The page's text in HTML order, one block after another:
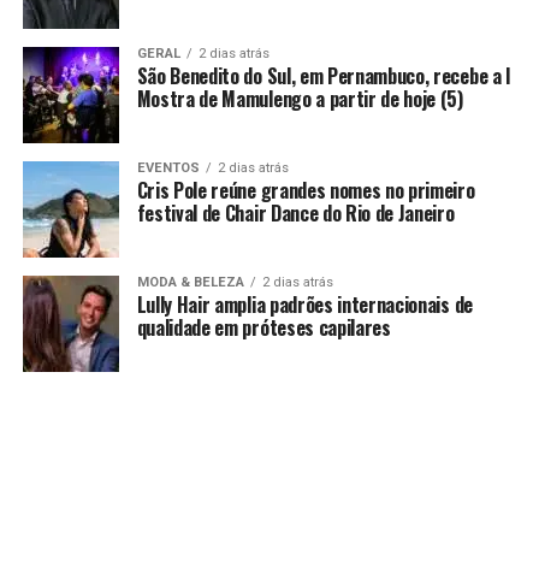
GERAL 2 dias atrás
São Benedito do Sul, em Pernambuco, recebe a I
Mostra de Mamulengo a partir de hoje (5)
EVENTOS 2 dias atrás
Cris Pole reúne grandes nomes no primeiro
festival de Chair Dance do Rio de Janeiro
MODA & BELEZA 2 dias atrás
Lully Hair amplia padrões internacionais de
qualidade em próteses capilares